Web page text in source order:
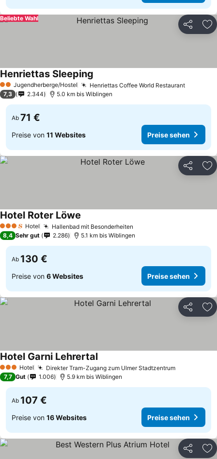
Teilen
Beliebte Wahl
2 SterneJugendherberge/Hostel Henriettas Coffee World RestaurantPreise
Henriettas Sleeping
7,3 2.344 5.0 km bis Wiblingen
Ab 71 €
Preise von 11 Websites Preise sehen
Teilen
3 Sterne Hotel Hallenbad mit Besonderheiten
Hotel Roter Löwe
8,4 Sehr gut 2.286 5.1 km bis Wiblingen
Ab 130 €
Preise von 6 Websites Preise sehen
Teilen
3 SterneHotel Direkter Tram-Zugang zum Ulmer StadtzentrumPreise
Hotel Garni LehrertalPreise sehen
7,7 Gut 1.006 5.9 km bis Wiblingen
Ab 107 €
Preise von 16 Websites Preise sehen
Teilen